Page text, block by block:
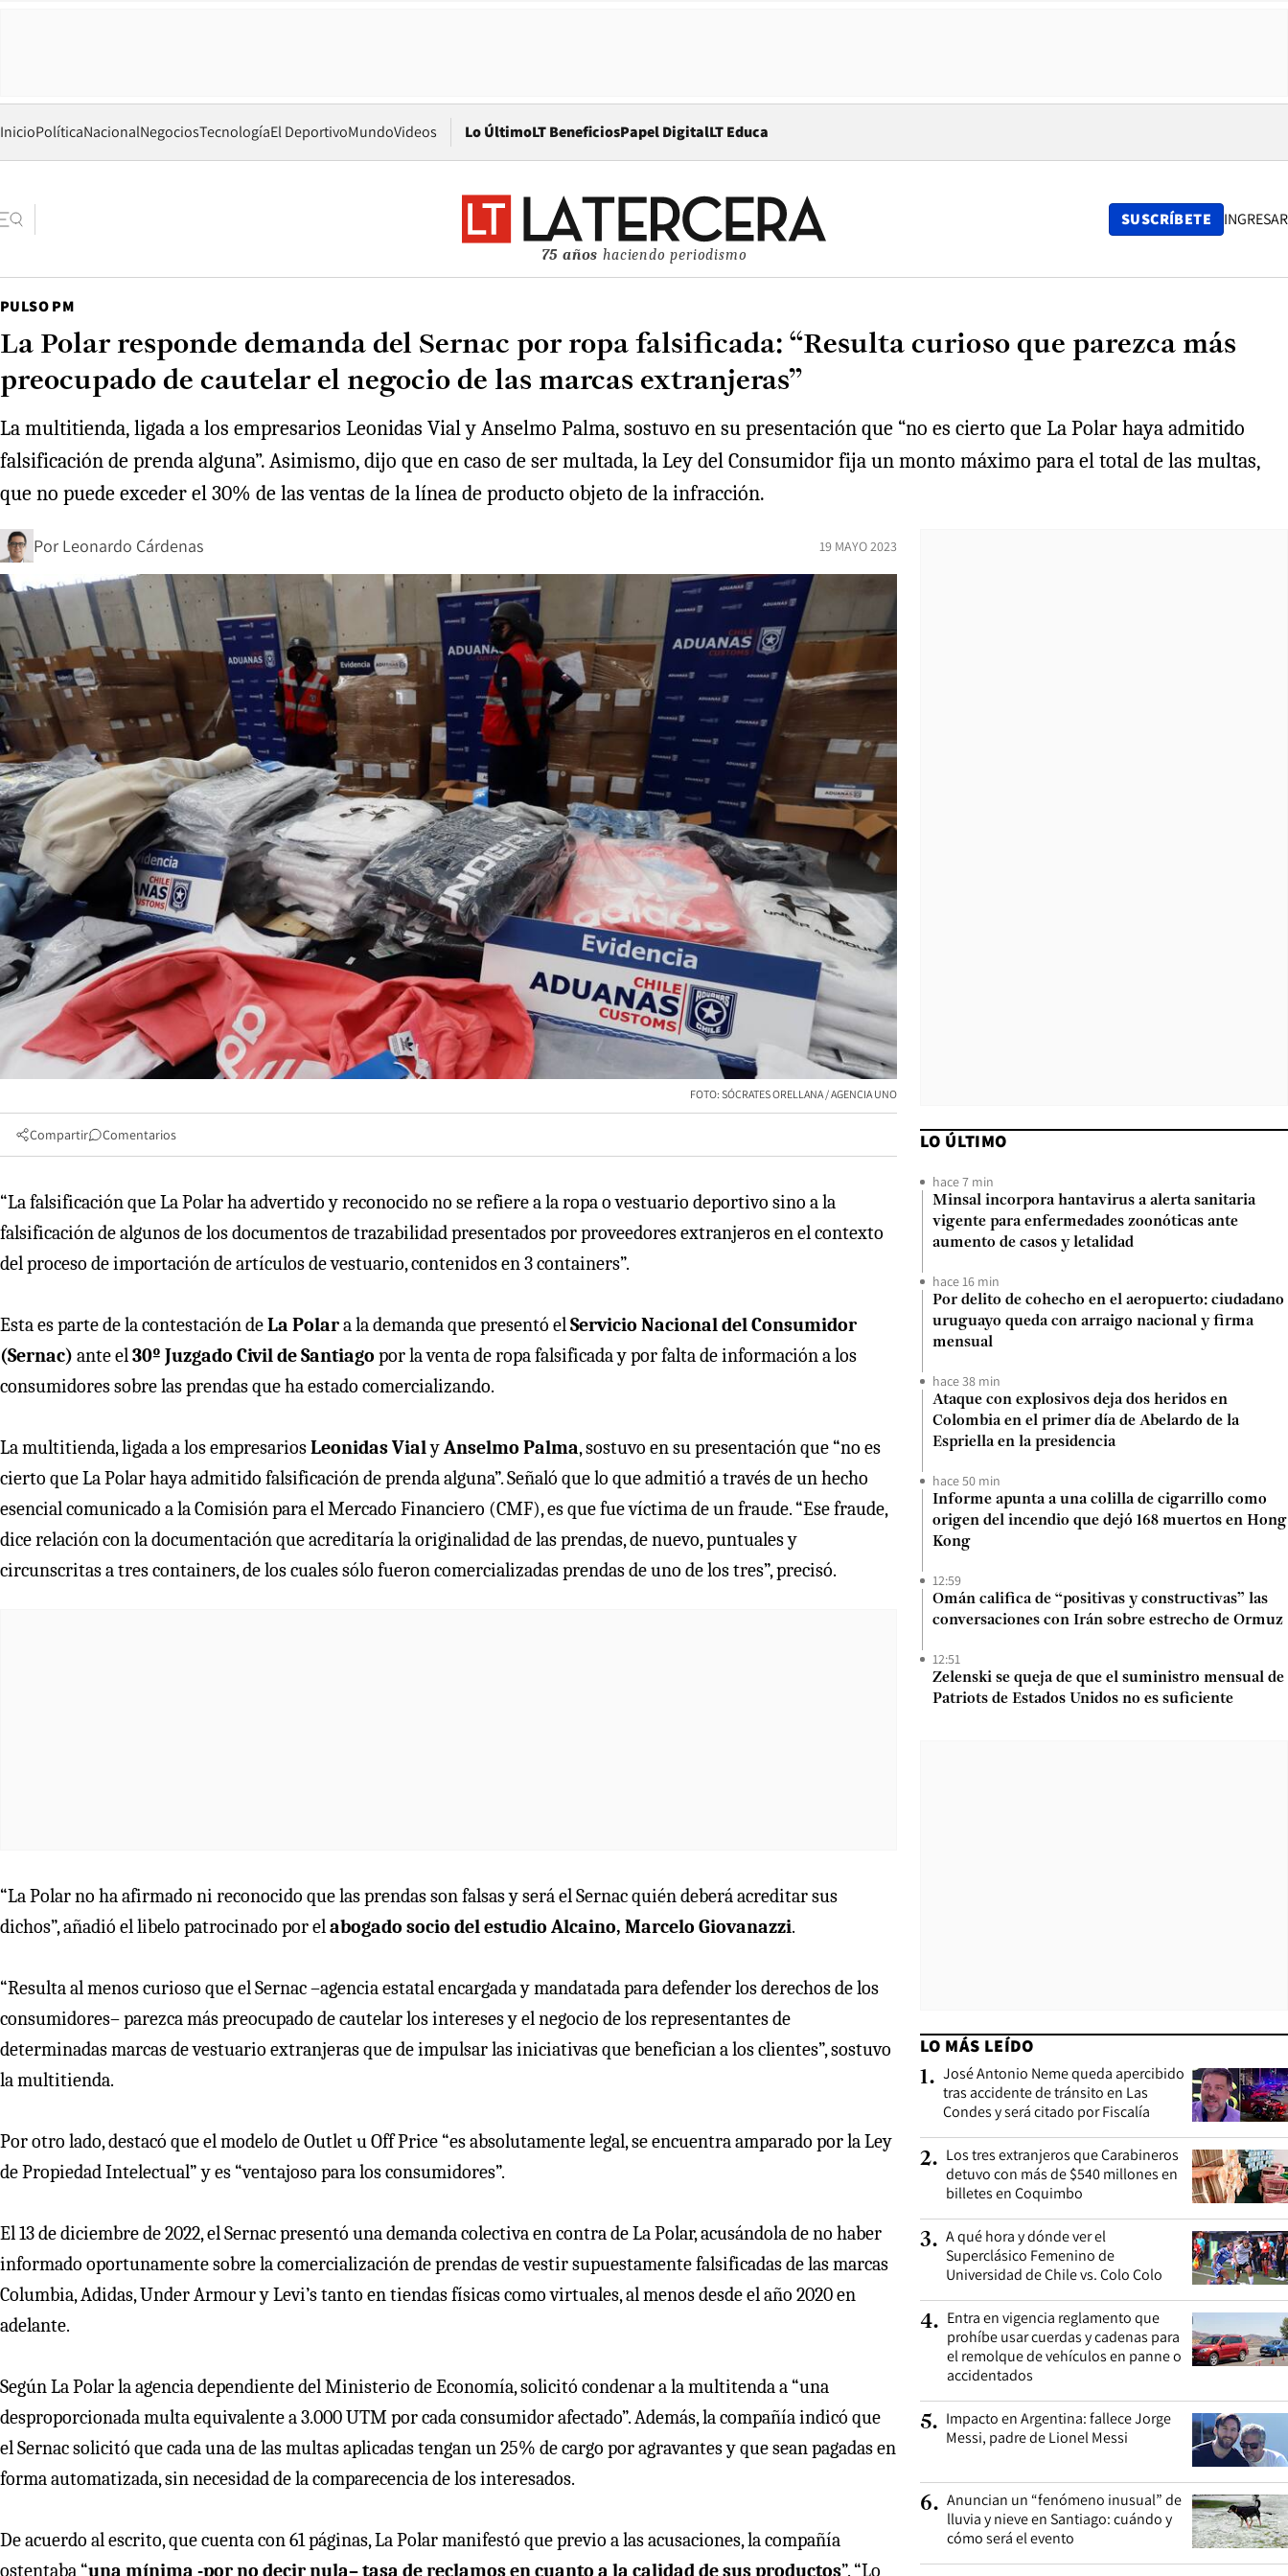
InicioPolíticaNacionalNegociosTecnologíaEl DeportivoMundoVideos Lo ÚltimoLT BeneficiosPapel DigitalOpens in new window
LT Educa
75 años haciendo periodismo
SUSCRÍBETE INGRESAR
PULSO PM
La Polar responde demanda del Sernac por ropa falsificada: “Resulta curioso que parezca más
preocupado de cautelar el negocio de las marcas extranjeras”
La multitienda, ligada a los empresarios Leonidas Vial y Anselmo Palma, sostuvo en su presentación que “no es cierto que La Polar haya admitido
falsificación de prenda alguna”. Asimismo, dijo que en caso de ser multada, la Ley del Consumidor fija un monto máximo para el total de las multas,
que no puede exceder el 30% de las ventas de la línea de producto objeto de la infracción.
Por Leonardo Cárdenas 19 MAYO 2023
FOTO: SÓCRATES ORELLANA / AGENCIA UNO
Compartir Comentarios
“La falsificación que La Polar ha advertido y reconocido no se refiere a la ropa o vestuario deportivo sino a la
falsificación de algunos de los documentos de trazabilidad presentados por proveedores extranjeros en el contexto
del proceso de importación de artículos de vestuario, contenidos en 3 containers”.
Esta es parte de la contestación deLa Polara la demanda que presentó elServicio Nacional del Consumidor
(Sernac) ante el30º Juzgado Civil de Santiago por la venta de ropa falsificada y por falta de información a los
consumidores sobre las prendas que ha estado comercializando.
La multitienda, ligada a los empresariosLeonidas VialyAnselmo Palma, sostuvo en su presentación que “no es
cierto que La Polar haya admitido falsificación de prenda alguna”. Señaló que lo que admitió a través de un hecho
esencial comunicado a la Comisión para el Mercado Financiero (CMF), es que fue víctima de un fraude. “Ese fraude,
dice relación con la documentación que acreditaría la originalidad de las prendas, de nuevo, puntuales y
circunscritas a tres containers, de los cuales sólo fueron comercializadas prendas de uno de los tres”, precisó.
“La Polar no ha afirmado ni reconocido que las prendas son falsas y será el Sernac quién deberá acreditar sus
dichos”, añadió el libelo patrocinado por elabogado socio del estudio Alcaino, Marcelo Giovanazzi.
“Resulta al menos curioso que el Sernac –agencia estatal encargada y mandatada para defender los derechos de los
consumidores– parezca más preocupado de cautelar los intereses y el negocio de los representantes de
determinadas marcas de vestuario extranjeras que de impulsar las iniciativas que benefician a los clientes”, sostuvo
la multitienda.
Por otro lado, destacó que el modelo de Outlet u Off Price “es absolutamente legal, se encuentra amparado por la Ley
de Propiedad Intelectual” y es “ventajoso para los consumidores”.
El 13 de diciembre de 2022, el Sernac presentó una demanda colectiva en contra de La Polar, acusándola de no haber
informado oportunamente sobre la comercialización de prendas de vestir supuestamente falsificadas de las marcas
Columbia, Adidas, Under Armour y Levi’s tanto en tiendas físicas como virtuales, al menos desde el año 2020 en
adelante.
Según La Polar la agencia dependiente del Ministerio de Economía, solicitó condenar a la multitenda a “una
desproporcionada multa equivalente a 3.000 UTM por cada consumidor afectado”. Además, la compañía indicó que
el Sernac solicitó que cada una de las multas aplicadas tengan un 25% de cargo por agravantes y que sean pagadas en
forma automatizada, sin necesidad de la comparecencia de los interesados.
De acuerdo al escrito, que cuenta con 61 páginas, La Polar manifestó que previo a las acusaciones, la compañía
ostentaba “una mínima -por no decir nula– tasa de reclamos en cuanto a la calidad de sus productos”. “Lo
LO ÚLTIMO
hace 7 min
Minsal incorpora hantavirus a alerta sanitaria
vigente para enfermedades zoonóticas ante
aumento de casos y letalidad
hace 16 min
Por delito de cohecho en el aeropuerto: ciudadano
uruguayo queda con arraigo nacional y firma
mensual
hace 38 min
Ataque con explosivos deja dos heridos en
Colombia en el primer día de Abelardo de la
Espriella en la presidencia
hace 50 min
Informe apunta a una colilla de cigarrillo como
origen del incendio que dejó 168 muertos en Hong
Kong
12:59
Omán califica de “positivas y constructivas” las
conversaciones con Irán sobre estrecho de Ormuz
12:51
Zelenski se queja de que el suministro mensual de
Patriots de Estados Unidos no es suficiente
LO MÁS LEÍDO
1. José Antonio Neme queda apercibido
tras accidente de tránsito en Las
Condes y será citado por Fiscalía
2. Los tres extranjeros que Carabineros
detuvo con más de $540 millones en
billetes en Coquimbo
3. A qué hora y dónde ver el
Superclásico Femenino de
Universidad de Chile vs. Colo Colo
4. Entra en vigencia reglamento que
prohíbe usar cuerdas y cadenas para
el remolque de vehículos en panne o
accidentados
5. Impacto en Argentina: fallece Jorge
Messi, padre de Lionel Messi
6. Anuncian un “fenómeno inusual” de
lluvia y nieve en Santiago: cuándo y
cómo será el evento